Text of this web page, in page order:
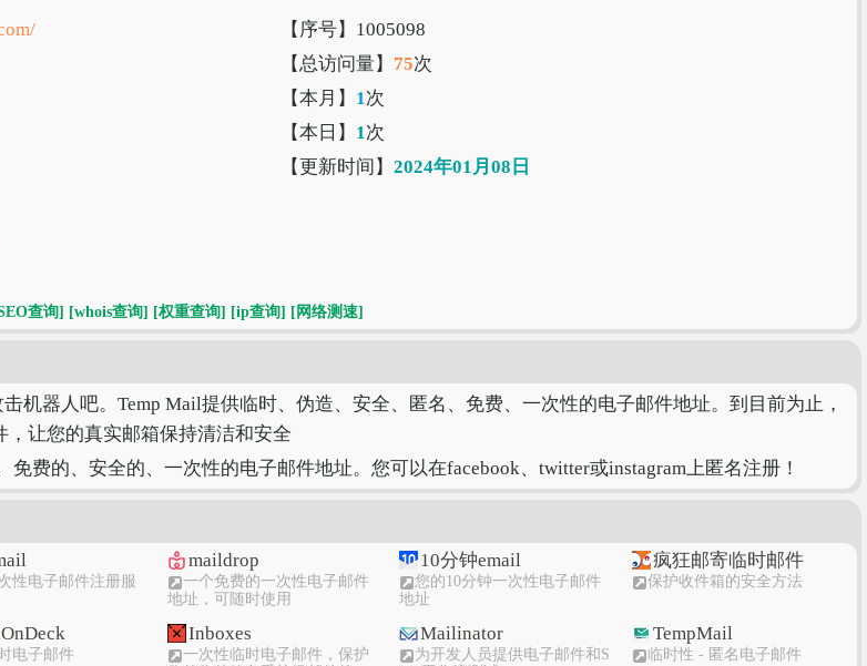
【序号】1005098
【总访问量】 75次
【本月】 1次
【本日】 1次
【更新时间】 2024年01月08日
查询] [whois查询] [权重查询] [ip查询] [网络测速]
机器人吧。Temp Mail提供临时、伪造、安全、匿名、免费、一次性的电子邮件地址。到目前为止，
，让您的真实邮箱保持清洁和安全
免费的、安全的、一次性的电子邮件地址。您可以在facebook、twitter或instagram上匿名注册！
性电子邮件注册服
maildrop
一个免费的一次性电子邮件
地址，可随时使用
10分钟email
您的10分钟一次性电子邮件
地址
疯狂邮寄临时邮件
保护收件箱的安全方法
电子邮件
Inboxes
一次性临时电子邮件，保护
Mailinator
为开发人员提供电子邮件和S
TempMail
临时性 - 匿名电子邮件